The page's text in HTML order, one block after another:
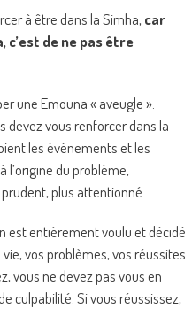
à être dans la Simha, car
c’est de ne pas être
une Emouna « aveugle ».
devez vous renforcer dans la
les événements et les
l’origine du problème,
plus attentionné.
est entièrement voulu et décidé
vos problèmes, vos réussites
vous ne devez pas vous en
culpabilité. Si vous réussissez,